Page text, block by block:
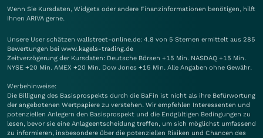
Wenn Sie Kursdaten, Widgets oder andere Finanzinformationen benötigen, hilft
Ihnen ARIVA gerne.
Unsere User schätzen wallstreet-online.de: 4.8 von 5 Sternen ermittelt aus 285
Bewertungen bei www.kagels-trading.de
Zeitverzögerung der Kursdaten: Deutsche Börsen +15 Min. NASDAQ +15 Min.
NYSE +20 Min. AMEX +20 Min. Dow Jones +15 Min. Alle Angaben ohne Gewähr.
Werbehinweise:
Die Billigung des Basisprospekts durch die BaFin ist nicht als ihre Befürwortung
der angebotenen Wertpapiere zu verstehen. Wir empfehlen Interessenten und
potenziellen Anlegern den Basisprospekt und die Endgültigen Bedingungen zu
lesen, bevor sie eine Anlageentscheidung treffen, um sich möglichst umfassend
zu informieren, insbesondere über die potenziellen Risiken und Chancen des